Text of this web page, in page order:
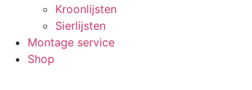
Kroonlijsten
Sierlijsten
Montage service
Shop